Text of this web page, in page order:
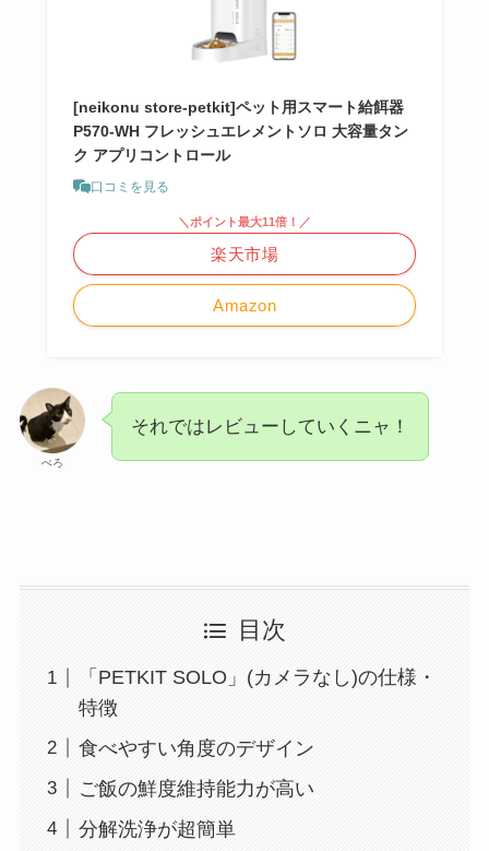
[neikonu store-petkit]ペット用スマート給餌器
P570-WH フレッシュエレメントソロ 大容量タン
ク アプリコントロール
口コミを見る
Amazon
＼ポイント最大11倍！／
楽天市場
ぺろ
それではレビューしていくニャ！
目次
「PETKIT SOLO」(カメラなし)の仕様・
特徴
食べやすい角度のデザイン
ご飯の鮮度維持能力が高い
分解洗浄が超簡単